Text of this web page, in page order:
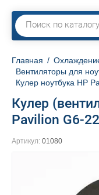
Главная /
Вентиляторы для
Кулер ноутбука HP
Кулер
Pavilion G6-
Артикул: 01080